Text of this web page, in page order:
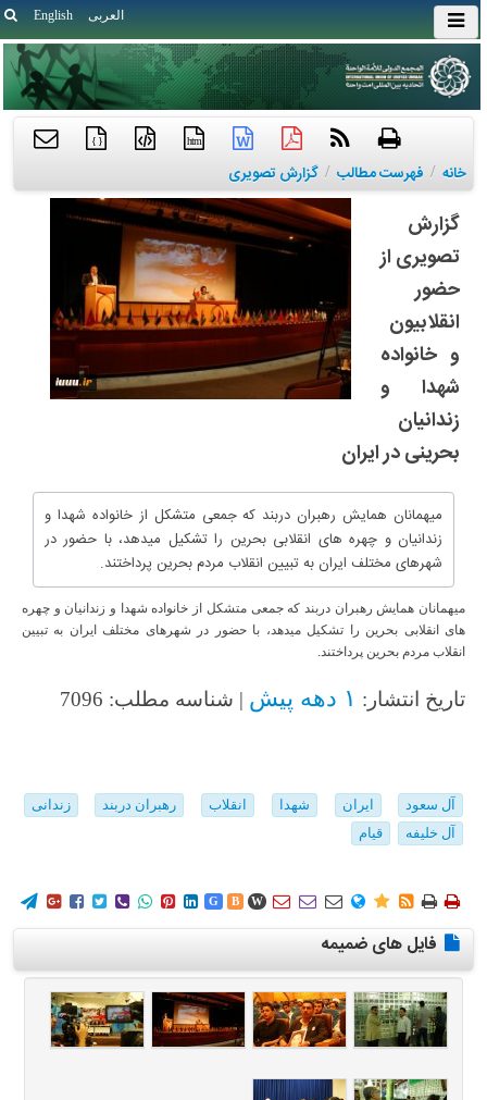
English العربی
htm
{ }
خانه / فهرست مطالب / گزارش تصویری
گزارش
تصویری از
حضور
انقلابیون
و خانواده
شهدا و
زندانیان
بحرینی در ایران
میهمانان همایش رهبران دربند که جمعی متشکل از خانواده شهدا و
زندانیان و چهره های انقلابی بحرین را تشکیل میدهد، با حضور در
شهرهای مختلف ایران به تبیین انقلاب مردم بحرین پرداختند.
میهمانان همایش رهبران دربند که جمعی متشکل از خانواده شهدا و زندانیان و چهره
های انقلابی بحرین را تشکیل میدهد، با حضور در شهرهای مختلف ایران به تبیین
انقلاب مردم بحرین پرداختند.
تاریخ انتشار: ۱ دهه پیش | شناسه مطلب: 7096
آل سعود ایران شهدا انقلاب رهبران دربند
زندانی
آل خلیفه
قیام
        G B W        
فایل های ضمیمه